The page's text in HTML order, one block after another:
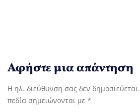
Αφήστε μια απάντηση
Η ηλ. διεύθυνση σας δεν δημοσιεύεται.
πεδία σημειώνονται με *